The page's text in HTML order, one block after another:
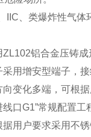
IIC、类爆炸性气体
铝合金压铸
采用增安型端子，
向变化多端，可根
口G1”常规配置工
用户要求采用不